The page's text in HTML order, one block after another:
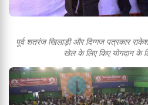
पूर्व शतरंज खिलाड़ी और दिग्गज पत्रकार
खेल के लिए किए योगदान के